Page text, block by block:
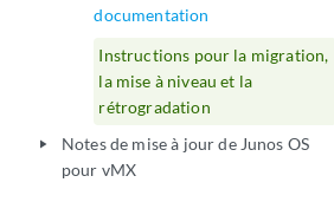
documentation
Instructions pour la migration,
la mise à niveau et la
rétrogradation
play_arrow
Notes de mise à jour de Junos OS
pour vMX